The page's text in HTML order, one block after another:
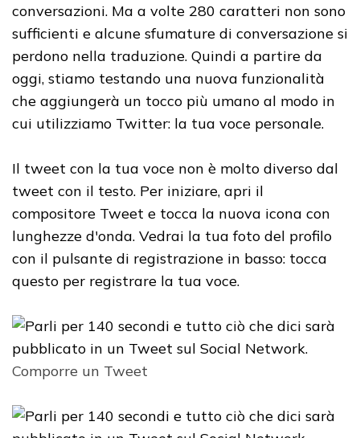
conversazioni. Ma a volte 280 caratteri non sono
sufficienti e alcune sfumature di conversazione si
perdono nella traduzione. Quindi a partire da
oggi, stiamo testando una nuova funzionalità
che aggiungerà un tocco più umano al modo in
cui utilizziamo Twitter: la tua voce personale.
Il tweet con la tua voce non è molto diverso dal
tweet con il testo. Per iniziare, apri il
compositore Tweet e tocca la nuova icona con
lunghezze d'onda. Vedrai la tua foto del profilo
con il pulsante di registrazione in basso: tocca
questo per registrare la tua voce.
Comporre un Tweet